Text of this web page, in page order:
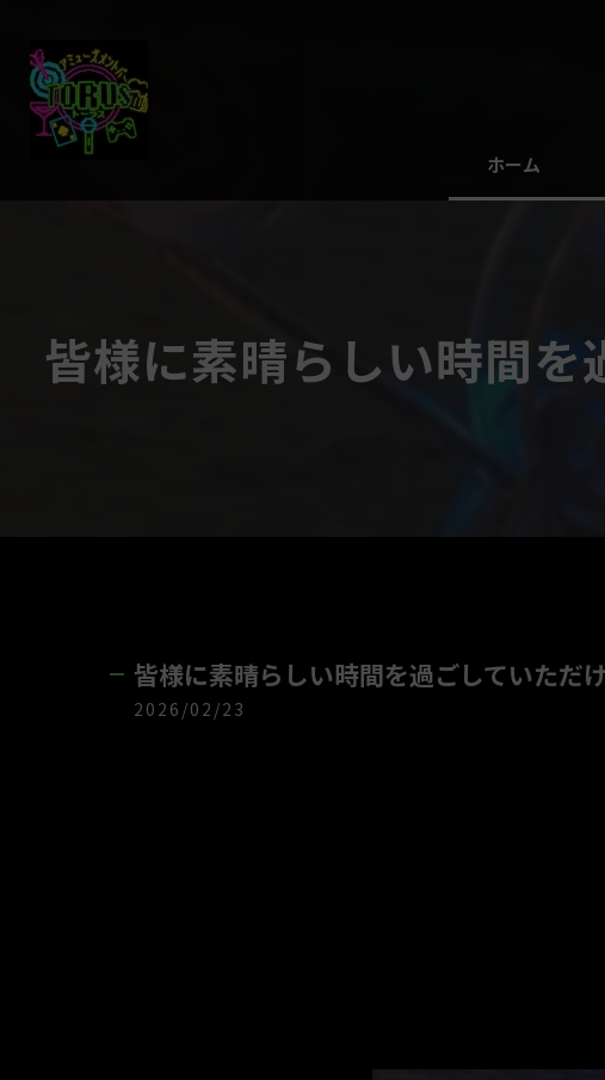
ホーム
皆様に素晴らしい時間
皆様に素晴らしい時間を過ごしていただ
2026/02/23